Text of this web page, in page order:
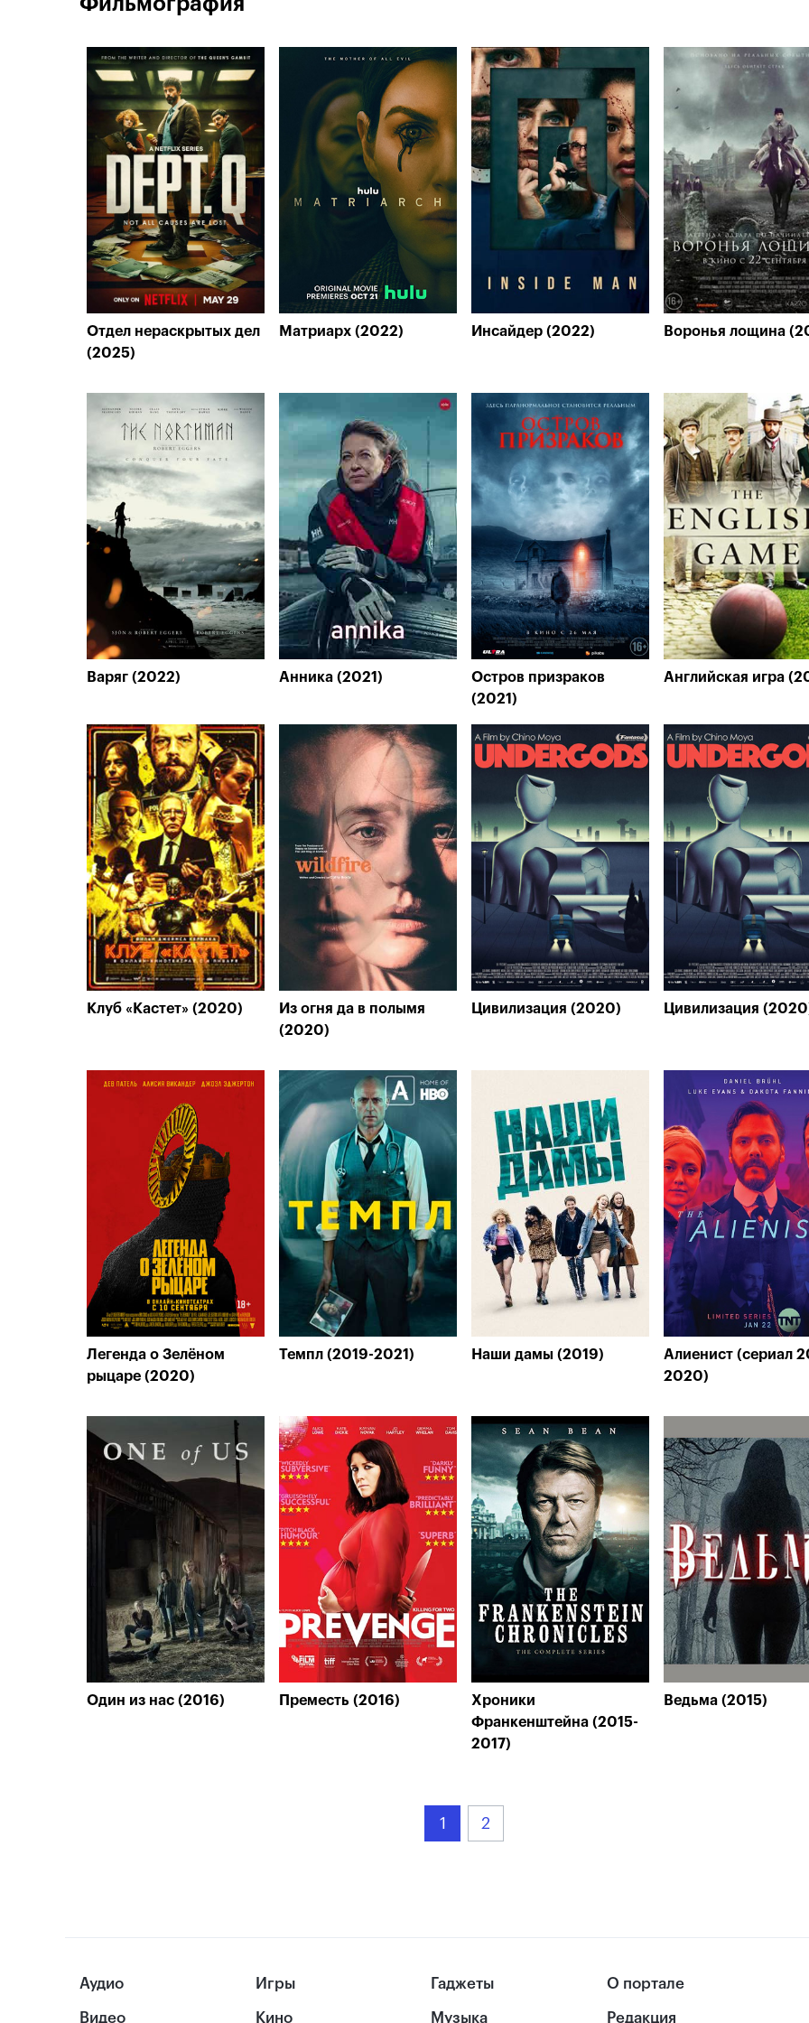
Отдел нераскрытых дел
(2025)
Матриарх (2022) Инсайдер (2022) Воронья лощина
Варяг (2022) Анника (2021)
Остров призраков
(2021)
Английская игра
Клуб «Кастет» (2020)
Из огня да в полымя
(2020)
Цивилизация (2020) Цивилизация
Легенда о Зелёном
рыцаре (2020)
Темпл (2019-2021) Наши дамы (2019)
Алиенист (сериал
2020)
Один из нас (2016) Преместь (2016)
Хроники
Франкенштейна (2015-
2017)
Ведьма (2015)
1 2
Аудио
Видео
Игры
Кино
Гаджеты
Музыка
О портале
Редакция